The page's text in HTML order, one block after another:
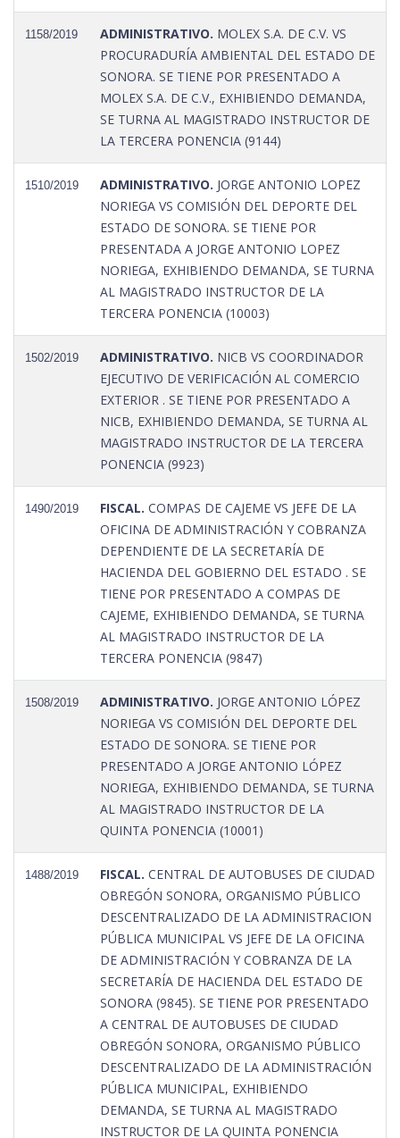
1158/2019 ADMINISTRATIVO. MOLEX S.A. DE C.V. VS
PROCURADURÍA AMBIENTAL DEL ESTADO DE
SONORA. SE TIENE POR PRESENTADO A
MOLEX S.A. DE C.V., EXHIBIENDO DEMANDA,
SE TURNA AL MAGISTRADO INSTRUCTOR DE
LA TERCERA PONENCIA (9144)
1510/2019 ADMINISTRATIVO. JORGE ANTONIO LOPEZ
NORIEGA VS COMISIÓN DEL DEPORTE DEL
ESTADO DE SONORA. SE TIENE POR
PRESENTADA A JORGE ANTONIO LOPEZ
NORIEGA, EXHIBIENDO DEMANDA, SE TURNA
AL MAGISTRADO INSTRUCTOR DE LA
TERCERA PONENCIA (10003)
1502/2019 ADMINISTRATIVO. NICB VS COORDINADOR
EJECUTIVO DE VERIFICACIÓN AL COMERCIO
EXTERIOR . SE TIENE POR PRESENTADO A
NICB, EXHIBIENDO DEMANDA, SE TURNA AL
MAGISTRADO INSTRUCTOR DE LA TERCERA
PONENCIA (9923)
1490/2019 FISCAL. COMPAS DE CAJEME VS JEFE DE LA
OFICINA DE ADMINISTRACIÓN Y COBRANZA
DEPENDIENTE DE LA SECRETARÍA DE
HACIENDA DEL GOBIERNO DEL ESTADO . SE
TIENE POR PRESENTADO A COMPAS DE
CAJEME, EXHIBIENDO DEMANDA, SE TURNA
AL MAGISTRADO INSTRUCTOR DE LA
TERCERA PONENCIA (9847)
1508/2019 ADMINISTRATIVO. JORGE ANTONIO LÓPEZ
NORIEGA VS COMISIÓN DEL DEPORTE DEL
ESTADO DE SONORA. SE TIENE POR
PRESENTADO A JORGE ANTONIO LÓPEZ
NORIEGA, EXHIBIENDO DEMANDA, SE TURNA
AL MAGISTRADO INSTRUCTOR DE LA
QUINTA PONENCIA (10001)
1488/2019 FISCAL. CENTRAL DE AUTOBUSES DE CIUDAD
OBREGÓN SONORA, ORGANISMO PÚBLICO
DESCENTRALIZADO DE LA ADMINISTRACION
PÚBLICA MUNICIPAL VS JEFE DE LA OFICINA
DE ADMINISTRACIÓN Y COBRANZA DE LA
SECRETARÍA DE HACIENDA DEL ESTADO DE
SONORA (9845). SE TIENE POR PRESENTADO
A CENTRAL DE AUTOBUSES DE CIUDAD
OBREGÓN SONORA, ORGANISMO PÚBLICO
DESCENTRALIZADO DE LA ADMINISTRACIÓN
PÚBLICA MUNICIPAL, EXHIBIENDO
DEMANDA, SE TURNA AL MAGISTRADO
INSTRUCTOR DE LA QUINTA PONENCIA